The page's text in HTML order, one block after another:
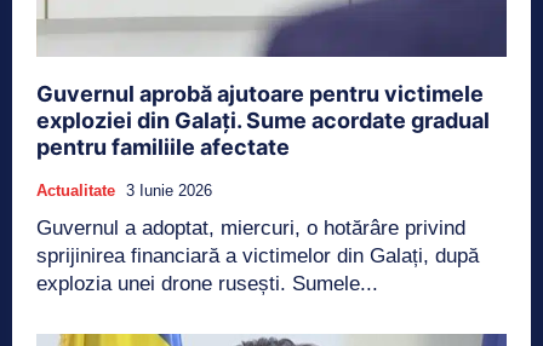
Guvernul aprobă ajutoare pentru victimele
exploziei din Galați. Sume acordate gradual
pentru familiile afectate
Actualitate 3 Iunie 2026
Guvernul a adoptat, miercuri, o hotărâre privind
sprijinirea financiară a victimelor din Galați, după
explozia unei drone rusești. Sumele...